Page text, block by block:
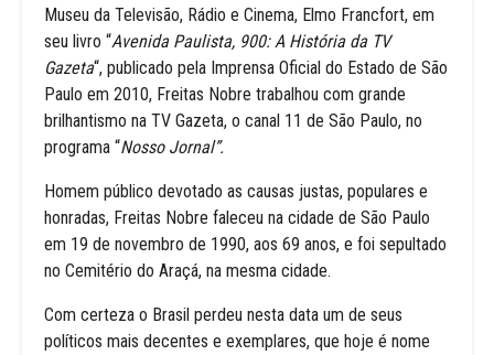
Museu da Televisão, Rádio e Cinema, Elmo Francfort, em
seu livro “Avenida Paulista, 900: A História da TV
Gazeta“, publicado pela Imprensa Oficial do Estado de São
Paulo em 2010, Freitas Nobre trabalhou com grande
brilhantismo na TV Gazeta, o canal 11 de São Paulo, no
programa “Nosso Jornal”.
Homem público devotado as causas justas, populares e
honradas, Freitas Nobre faleceu na cidade de São Paulo
em 19 de novembro de 1990, aos 69 anos, e foi sepultado
no Cemitério do Araçá, na mesma cidade.
Com certeza o Brasil perdeu nesta data um de seus
políticos mais decentes e exemplares, que hoje é nome